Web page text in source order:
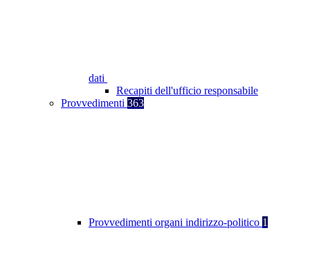
dati
Recapiti dell'ufficio responsabile
Provvedimenti 363
Provvedimenti organi indirizzo-politico 1